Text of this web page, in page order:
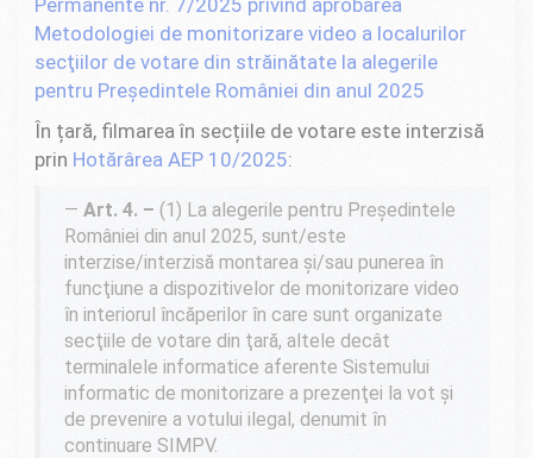
Metodologiei de monitorizare video a localurilor
secţiilor de votare din străinătate la alegerile
pentru Președintele României din anul 2025
În țară, filmarea în secțiile de votare este interzisă
prin Hotărârea AEP 10/2025:
Art. 4. – (1) La alegerile pentru Preşedintele
României din anul 2025, sunt/este
interzise/interzisă montarea şi/sau punerea în
funcţiune a dispozitivelor de monitorizare video
în interiorul încăperilor în care sunt organizate
secţiile de votare din ţară, altele decât
terminalele informatice aferente Sistemului
informatic de monitorizare a prezenţei la vot şi
de prevenire a votului ilegal, denumit în
continuare SIMPV.